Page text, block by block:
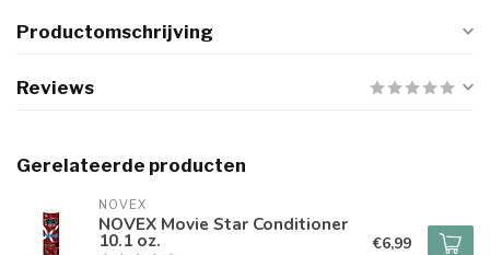
Productomschrijving
Reviews
Gerelateerde producten
NOVEX
NOVEX Movie Star Conditioner
10.1 oz. €6,99